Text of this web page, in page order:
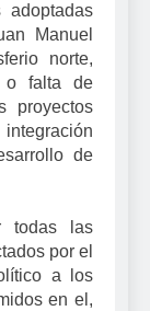
adoptadas
Manuel
norte,
o falta de
proyectos
de
todas las
por el
a los
en el,